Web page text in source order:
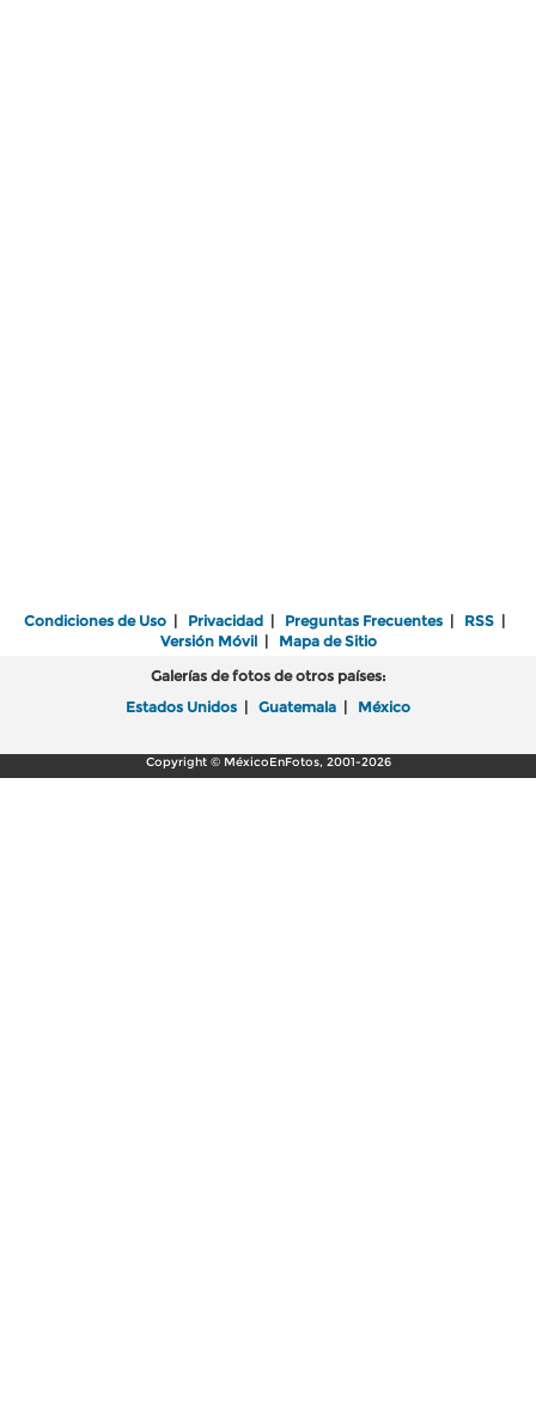
Condiciones de Uso | Privacidad | Preguntas Frecuentes | RSS |
Versión Móvil| Mapa de Sitio
Galerías de fotos de otros países:
Estados Unidos | Guatemala | México
Copyright © MéxicoEnFotos, 2001-2026